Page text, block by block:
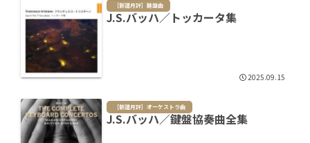
［新譜月評］鍵盤曲
J.S.バッハ／トッカータ集
2025.09.15
［新譜月評］オーケストラ曲
J.S.バッハ／鍵盤協奏曲全集